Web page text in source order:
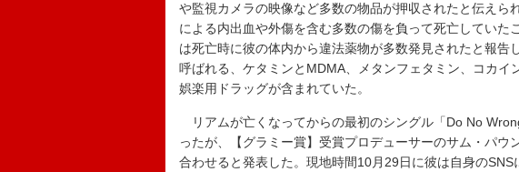
や監視カメラの映像など多数の物品が押収されたと伝えら
による内出血や外傷を含む多数の傷を負って死亡していた
は死亡時に彼の体内から違法薬物が多数発見されたと報告
呼ばれる、ケタミンとMDMA、メタンフェタミン、コカイ
娯楽用ドラッグが含まれていた。
リアムが亡くなってからの最初のシングル「Do No
ったが、【グラミー賞】受賞プロデューサーのサム・パウ
合わせると発表した。現地時間10月29日に彼は自身の